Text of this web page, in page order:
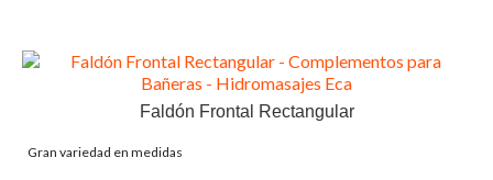
Faldón Frontal Rectangular
Gran variedad en medidas